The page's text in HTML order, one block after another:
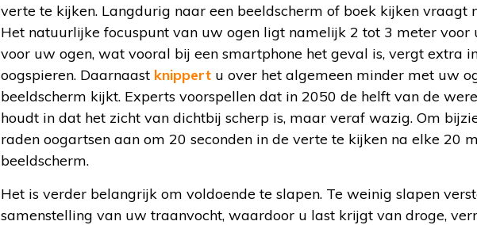
verte te kijken. Langdurig naar een beeldscherm of boek kijken vraagt
Het natuurlijke focuspunt van uw ogen ligt namelijk 2 tot 3 meter voor
voor uw ogen, wat vooral bij een smartphone het geval is, vergt extra
oogspieren. Daarnaast knippert u over het algemeen minder met uw
beeldscherm kijkt. Experts voorspellen dat in 2050 de helft van de
houdt in dat het zicht van dichtbij scherp is, maar veraf wazig. Om
raden oogartsen aan om 20 seconden in de verte te kijken na elke 20
beeldscherm.
Het is verder belangrijk om voldoende te slapen. Te weinig slapen
samenstelling van uw traanvocht, waardoor u last krijgt van droge,